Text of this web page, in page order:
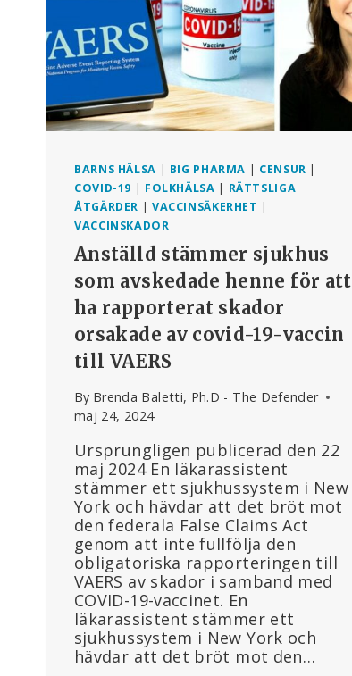
BARNS HÄLSA | BIG PHARMA | CENSUR |
COVID-19 | FOLKHÄLSA | RÄTTSLIGA
ÅTGÄRDER | VACCINSÄKERHET |
VACCINSKADOR
Anställd stämmer sjukhus
som avskedade henne för att
ha rapporterat skador
orsakade av covid-19-vaccin
till VAERS
By Brenda Baletti, Ph.D - The Defender
maj 24, 2024
Ursprungligen publicerad den 22
maj 2024 En läkarassistent
stämmer ett sjukhussystem i New
York och hävdar att det bröt mot
den federala False Claims Act
genom att inte fullfölja den
obligatoriska rapporteringen till
VAERS av skador i samband med
COVID-19-vaccinet. En
läkarassistent stämmer ett
sjukhussystem i New York och
hävdar att det bröt mot den…